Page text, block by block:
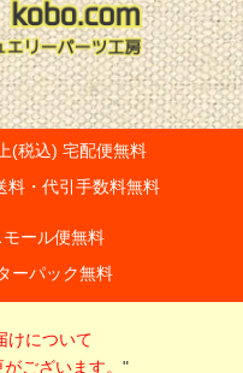
(税込) 宅配便無料
料・代引手数料無料
ール便無料
ーパック無料
について
ございます。 "